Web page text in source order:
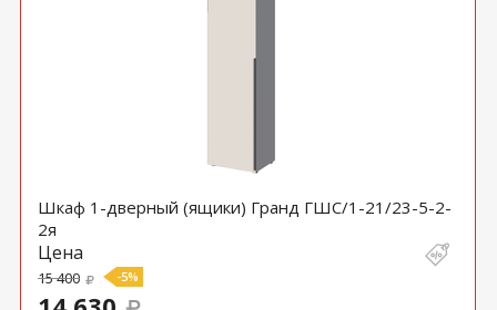
Шкаф 1-дверный (ящики) Гранд ГШС/1-21/23-5-2-
2я
Цена
15 400 -5%